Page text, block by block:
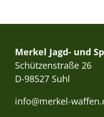
Merkel Jagd- und
Schützenstraße 26
D-98527 Suhl
info@merkel-